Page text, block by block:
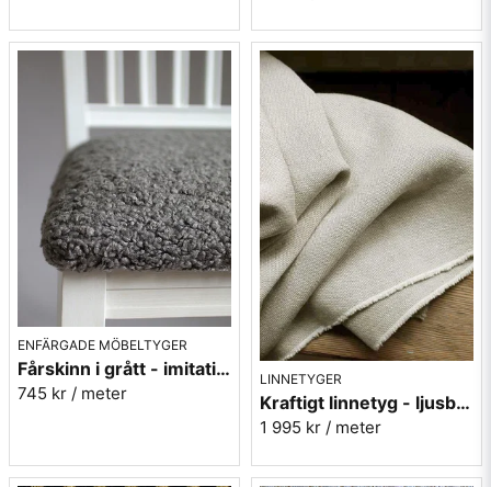
ENFÄRGADE MÖBELTYGER
Fårskinn i grått - imitation - Gute 454
745 kr / meter
LINNETYGER
Kraftigt linnetyg - ljusbeige möbeltyg - Enzimi Sand 504
1 995 kr / meter